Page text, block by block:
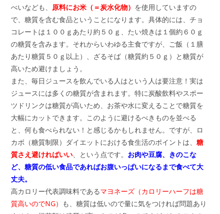
べいなども、 原料にお米（＝炭水化物） を使用していますの
で、糖質を含む食品ということになります。具体的には、チョ
コレートは１００ｇあたり約５０ｇ、たい焼きは１個約６０ｇ
の糖質を含みます。それからいわゆる主食ですが、ご飯（１膳
あたり糖質５０ｇ以上）、ざるそば（糖質約５０ｇ）と糖質が
高いため避けましょう。
また、毎日ジュースを飲んでいる人はという人は要注意！実は
ジュースには多くの糖質が含まれます。特に炭酸飲料やスポー
ツドリンクは糖質が高いため、お茶や水に変えることで糖質を
大幅にカットできます。このように避けるべきものを並べる
と、何も食べられない！と感じるかもしれません。ですが、ロ
カボ（糖質制限）ダイエットにおける食生活のポイントは、糖
質さえ避ければいい、という点です。 お肉や豆腐、きのこな
ど、糖質の低い食品であればお腹いっぱいになるまで食べて大
丈夫。
高カロリー代表調味料であるマヨネーズ（カロリーハーフは糖
質高いのでNG） も、糖質は低いので量に気をつければ問題あり